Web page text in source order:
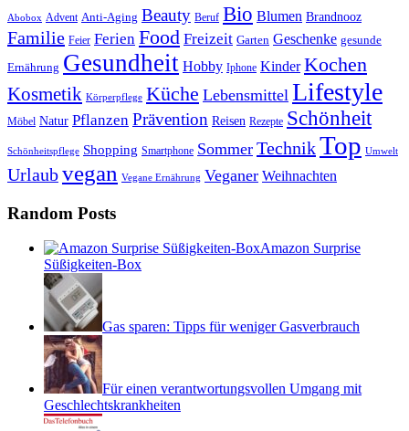
Abobox Advent Anti-Aging Beauty Beruf Bio Blumen Brandnooz
Familie Feier Ferien Food Freizeit Garten Geschenke gesunde
Ernährung Gesundheit Hobby Iphone Kinder Kochen
Kosmetik Körperpflege Küche Lebensmittel Lifestyle
Möbel Natur Pflanzen Prävention Reisen Rezepte Schönheit
Schönheitspflege Shopping Smartphone Sommer TechnikTop Umwelt
Urlaubvegan Vegane Ernährung Veganer Weihnachten
Random Posts
Amazon Surprise
Süßigkeiten-Box
Gas sparen: Tipps für weniger Gasverbrauch
Für einen verantwortungsvollen Umgang mit
Geschlechtskrankheiten